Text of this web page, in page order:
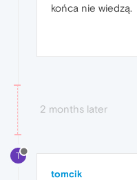
końca nie wiedzą.
2 months later
T
tomcik